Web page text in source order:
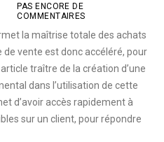
PAS ENCORE DE
COMMENTAIRES
la maîtrise totale des achats
de vente est donc accéléré, pour
traître de la création d’une
dans l’utilisation de cette
d’avoir accès rapidement à
sur un client, pour répondre